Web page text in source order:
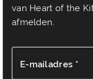
van Heart of the
afmelden.
E-mailadres *